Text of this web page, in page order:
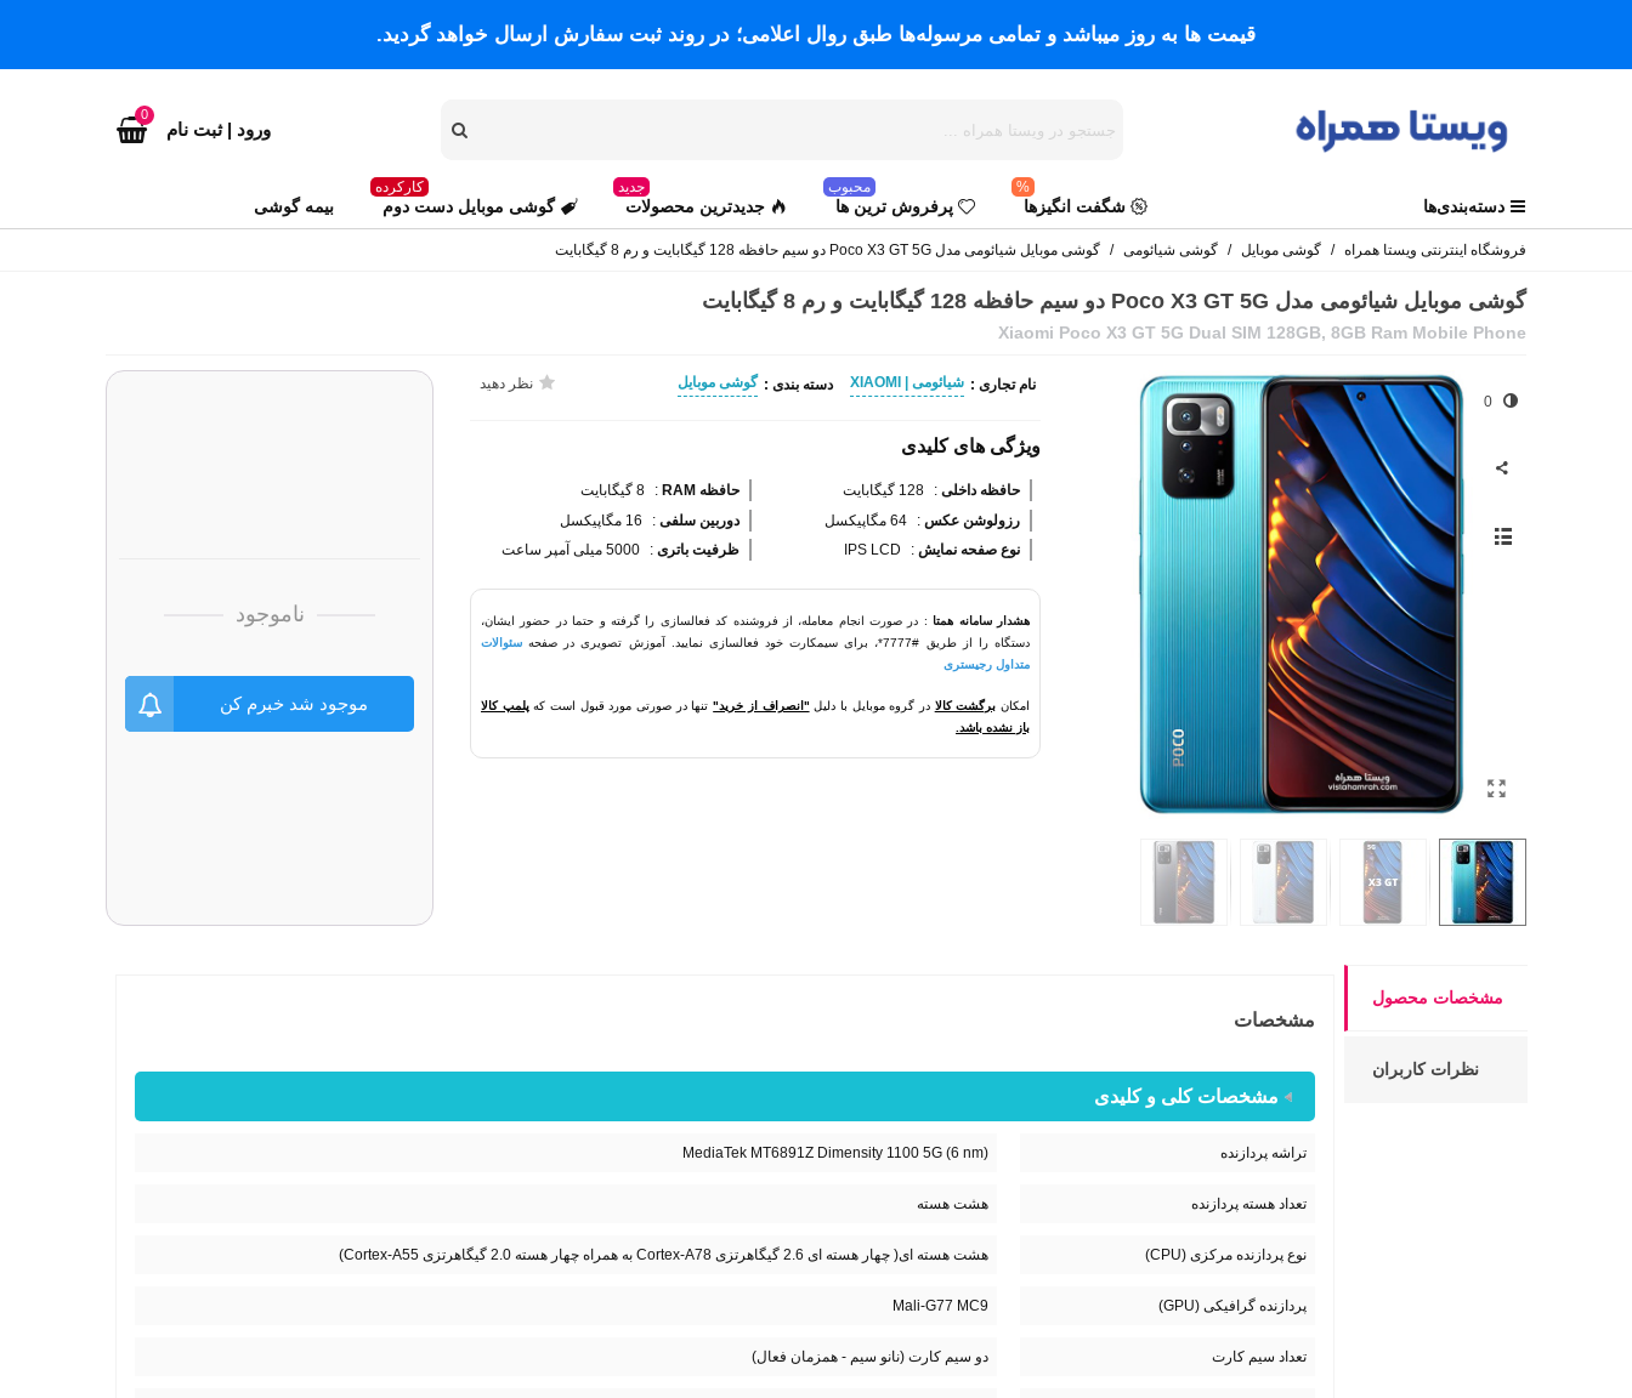
قیمت ها به روز میباشد و تمامی مرسوله‌ها طبق روال اعلامی؛ در روند ثبت سفارش ارسال خواهد گردید.
ورود | ثبت نام
0
دسته‌بندی‌ها شگفت انگیزها
%
پرفروش ترین ها
محبوب
جدیدترین محصولات
جدید
گوشی موبایل دست دوم
کارکرده
بیمه گوشی
فروشگاه اینترنتی ویستا همراه / گوشی موبایل / گوشی شیائومی / گوشی موبایل شیائومی مدل Poco X3 GT 5G دو سیم حافظه 128 گیگابایت و رم 8 گیگابایت
گوشی موبایل شیائومی مدل Poco X3 GT 5G دو سیم حافظه 128 گیگابایت و رم 8 گیگابایت
Xiaomi Poco X3 GT 5G Dual SIM 128GB, 8GB Ram Mobile Phone
0
نام تجاری : شیائومی | XIAOMI دسته بندی : گوشی موبایل نظر دهید
ویژگی های کلیدی
حافظه داخلی : 128 گیگابایت حافظه RAM :
8 گیگابایت
رزولوشن عکس : 64 مگاپیکسل دوربین سلفی :
16 مگاپیکسل
نوع صفحه نمایش :
IPS LCD ظرفیت باتری : 5000 میلی آمپر ساعت
هشدار سامانه همتا : در صورت انجام معامله، از فروشنده کد فعالسازی را گرفته و حتما در حضور ایشان،
دستگاه را از طریق #7777*، برای سیمکارت خود فعالسازی نمایید. آموزش تصویری در صفحه
سئوالات
متداول رجیستری
امکان برگشت کالا در گروه موبایل با دلیل "انصراف از خرید"تنها در صورتی مورد قبول است کهپلمپ کالا
باز نشده باشد.
ناموجود
موجود شد خبرم کن
مشخصات محصول
نظرات کاربران
مشخصات
مشخصات کلی و کلیدی
تراشه پردازنده MediaTek MT6891Z Dimensity 1100 5G (6 nm)
تعداد هسته پردازنده هشت هسته
نوع پردازنده مرکزی (CPU) هشت هسته ای( چهار هسته ای 2.6 گیگاهرتزی Cortex-A78 به همراه چهار هسته 2.0 گیگاهرتزی Cortex-A55)
پردازنده گرافیکی (GPU) Mali-G77 MC9
تعداد سیم کارت دو سیم کارت (نانو سیم - همزمان فعال)